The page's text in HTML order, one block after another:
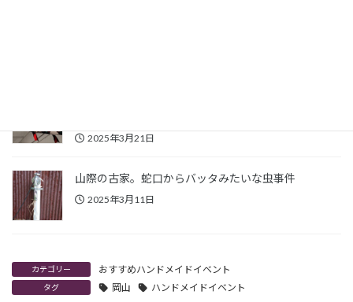
2025年3月21日
山際の古家。蛇口からバッタみたいな虫事件
2025年3月11日
カテゴリー おすすめハンドメイドイベント
タグ 岡山 ハンドメイドイベント